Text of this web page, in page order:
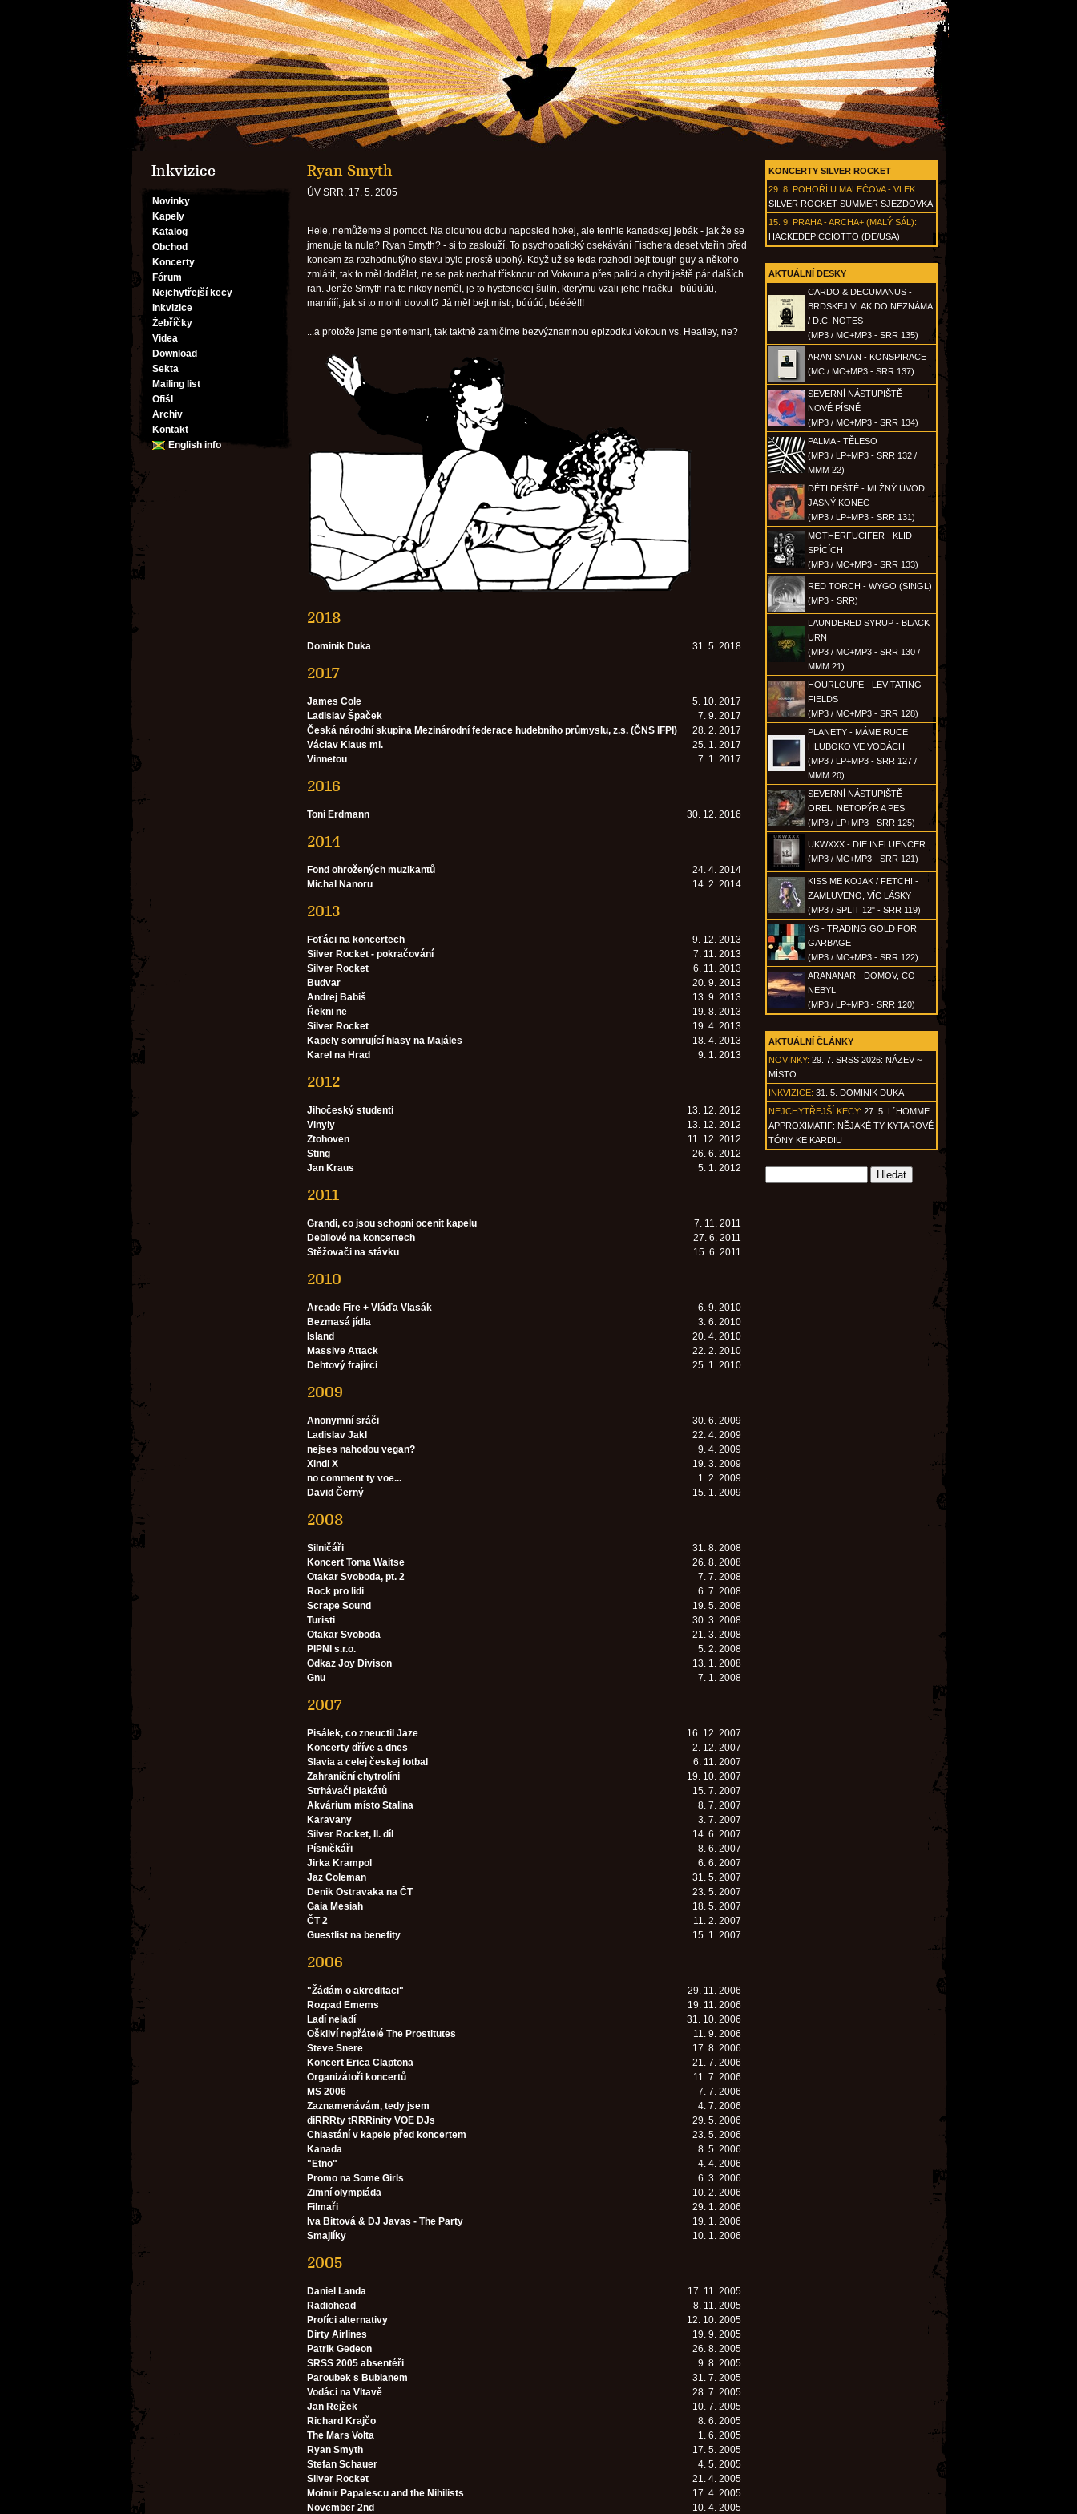
Inkvizice
Novinky
Kapely
Katalog
Obchod
Koncerty
Fórum
Nejchytřejší kecy
Inkvizice
Žebříčky
Videa
Download
Sekta
Mailing list
Ofišl
Archiv
Kontakt
English info
KONCERTY SILVER ROCKET
29. 8. POHOŘÍ U MALEČOVA - VLEK:
SILVER ROCKET SUMMER SJEZDOVKA
15. 9. PRAHA - ARCHA+ (MALÝ SÁL):
HACKEDEPICCIOTTO (DE/USA)
AKTUÁLNÍ DESKY
CARDO & DECUMANUS -
BRDSKEJ VLAK DO NEZNÁMA
/ D.C. NOTES
(MP3 / MC+MP3 - SRR 135)
ARAN SATAN - KONSPIRACE
(MC / MC+MP3 - SRR 137)
SEVERNÍ NÁSTUPIŠTĚ -
NOVÉ PÍSNĚ
(MP3 / MC+MP3 - SRR 134)
PALMA - TĚLESO
(MP3 / LP+MP3 - SRR 132 /
MMM 22)
DĚTI DEŠTĚ - MLŽNÝ ÚVOD
JASNÝ KONEC
(MP3 / LP+MP3 - SRR 131)
MOTHERFUCIFER - KLID
SPÍCÍCH
(MP3 / MC+MP3 - SRR 133)
RED TORCH - WYGO (SINGL)
(MP3 - SRR)
LAUNDERED SYRUP - BLACK
URN
(MP3 / MC+MP3 - SRR 130 /
MMM 21)
HOURLOUPE - LEVITATING
FIELDS
(MP3 / MC+MP3 - SRR 128)
PLANETY - MÁME RUCE
HLUBOKO VE VODÁCH
(MP3 / LP+MP3 - SRR 127 /
MMM 20)
SEVERNÍ NÁSTUPIŠTĚ -
OREL, NETOPÝR A PES
(MP3 / LP+MP3 - SRR 125)
UKWXXX - DIE INFLUENCER
(MP3 / MC+MP3 - SRR 121)
KISS ME KOJAK / FETCH! -
ZAMLUVENO, VÍC LÁSKY
(MP3 / SPLIT 12" - SRR 119)
YS - TRADING GOLD FOR
GARBAGE
(MP3 / MC+MP3 - SRR 122)
ARANANAR - DOMOV, CO
NEBYL
(MP3 / LP+MP3 - SRR 120)
AKTUÁLNÍ ČLÁNKY
NOVINKY: 29. 7. SRSS 2026: NÁZEV ~
MÍSTO
INKVIZICE: 31. 5. DOMINIK DUKA
NEJCHYTŘEJŠÍ KECY: 27. 5. L´HOMME
APPROXIMATIF: NĚJAKÉ TY KYTAROVÉ
TÓNY KE KARDIU
Ryan Smyth
ÚV SRR, 17. 5. 2005
Hele, nemůžeme si pomoct. Na dlouhou dobu naposled hokej, ale tenhle kanadskej jebák - jak že se
jmenuje ta nula? Ryan Smyth? - si to zaslouží. To psychopatický osekávání Fischera deset vteřin před
koncem za rozhodnutýho stavu bylo prostě ubohý. Když už se teda rozhodl bejt tough guy a někoho
zmlátit, tak to měl dodělat, ne se pak nechat třísknout od Vokouna přes palici a chytit ještě pár dalších
ran. Jenže Smyth na to nikdy neměl, je to hysterickej šulín, kterýmu vzali jeho hračku - búúúúú,
mamíííí, jak si to mohli dovolit? Já měl bejt mistr, búúúú, béééé!!!
...a protože jsme gentlemani, tak taktně zamlčíme bezvýznamnou epizodku Vokoun vs. Heatley, ne?
2018
Dominik Duka 31. 5. 2018
2017
James Cole
5. 10. 2017
Ladislav Špaček
7. 9. 2017
Česká národní skupina Mezinárodní federace hudebního průmyslu, z.s. (ČNS IFPI)
28. 2. 2017
Václav Klaus ml.
25. 1. 2017
Vinnetou
7. 1. 2017
2016
Toni Erdmann 30. 12. 2016
2014
Fond ohrožených muzikantů
24. 4. 2014
Michal Nanoru
14. 2. 2014
2013
Foťáci na koncertech
9. 12. 2013
Silver Rocket - pokračování
7. 11. 2013
Silver Rocket
6. 11. 2013
Budvar
20. 9. 2013
Andrej Babiš
13. 9. 2013
Řekni ne
19. 8. 2013
Silver Rocket
19. 4. 2013
Kapely somrující hlasy na Majáles
18. 4. 2013
Karel na Hrad
9. 1. 2013
2012
Jihočeský studenti
13. 12. 2012
Vinyly
13. 12. 2012
Ztohoven
11. 12. 2012
Sting
26. 6. 2012
Jan Kraus
5. 1. 2012
2011
Grandi, co jsou schopni ocenit kapelu
7. 11. 2011
Debilové na koncertech
27. 6. 2011
Stěžovači na stávku
15. 6. 2011
2010
Arcade Fire + Vláďa Vlasák
6. 9. 2010
Bezmasá jídla
3. 6. 2010
Island
20. 4. 2010
Massive Attack
22. 2. 2010
Dehtový frajírci
25. 1. 2010
2009
Anonymní sráči
30. 6. 2009
Ladislav Jakl
22. 4. 2009
nejses nahodou vegan?
9. 4. 2009
Xindl X
19. 3. 2009
no comment ty voe...
1. 2. 2009
David Černý
15. 1. 2009
2008
Silničáři
31. 8. 2008
Koncert Toma Waitse
26. 8. 2008
Otakar Svoboda, pt. 2
7. 7. 2008
Rock pro lidi
6. 7. 2008
Scrape Sound
19. 5. 2008
Turisti
30. 3. 2008
Otakar Svoboda
21. 3. 2008
PIPNI s.r.o.
5. 2. 2008
Odkaz Joy Divison
13. 1. 2008
Gnu
7. 1. 2008
2007
Pisálek, co zneuctil Jaze
16. 12. 2007
Koncerty dříve a dnes
2. 12. 2007
Slavia a celej českej fotbal
6. 11. 2007
Zahraniční chytrolíni
19. 10. 2007
Strhávači plakátů
15. 7. 2007
Akvárium místo Stalina
8. 7. 2007
Karavany
3. 7. 2007
Silver Rocket, II. díl
14. 6. 2007
Písničkáři
8. 6. 2007
Jirka Krampol
6. 6. 2007
Jaz Coleman
31. 5. 2007
Denik Ostravaka na ČT
23. 5. 2007
Gaia Mesiah
18. 5. 2007
ČT 2
11. 2. 2007
Guestlist na benefity
15. 1. 2007
2006
"Žádám o akreditaci"
29. 11. 2006
Rozpad Emems
19. 11. 2006
Ladí neladí
31. 10. 2006
Oškliví nepřátelé The Prostitutes
11. 9. 2006
Steve Snere
17. 8. 2006
Koncert Erica Claptona
21. 7. 2006
Organizátoři koncertů
11. 7. 2006
MS 2006
7. 7. 2006
Zaznamenávám, tedy jsem
4. 7. 2006
diRRRty tRRRinity VOE DJs
29. 5. 2006
Chlastání v kapele před koncertem
23. 5. 2006
Kanada
8. 5. 2006
"Etno"
4. 4. 2006
Promo na Some Girls
6. 3. 2006
Zimní olympiáda
10. 2. 2006
Filmaři
29. 1. 2006
Iva Bittová & DJ Javas - The Party
19. 1. 2006
Smajlíky
10. 1. 2006
2005
Daniel Landa
17. 11. 2005
Radiohead
8. 11. 2005
Profíci alternativy
12. 10. 2005
Dirty Airlines
19. 9. 2005
Patrik Gedeon
26. 8. 2005
SRSS 2005 absentéři
9. 8. 2005
Paroubek s Bublanem
31. 7. 2005
Vodáci na Vltavě
28. 7. 2005
Jan Rejžek
10. 7. 2005
Richard Krajčo
8. 6. 2005
The Mars Volta
1. 6. 2005
Ryan Smyth
17. 5. 2005
Stefan Schauer
4. 5. 2005
Silver Rocket
21. 4. 2005
Moimir Papalescu and the Nihilists
17. 4. 2005
November 2nd
10. 4. 2005